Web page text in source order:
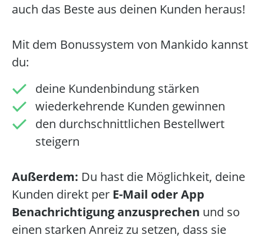
auch das Beste aus deinen Kunden heraus!
Mit dem Bonussystem von Mankido kannst
du:
deine Kundenbindung stärken
wiederkehrende Kunden gewinnen
den durchschnittlichen Bestellwert
steigern
Außerdem: Du hast die Möglichkeit, deine
Kunden direkt per E-Mail oder App
Benachrichtigung anzusprechen und so
einen starken Anreiz zu setzen, dass sie